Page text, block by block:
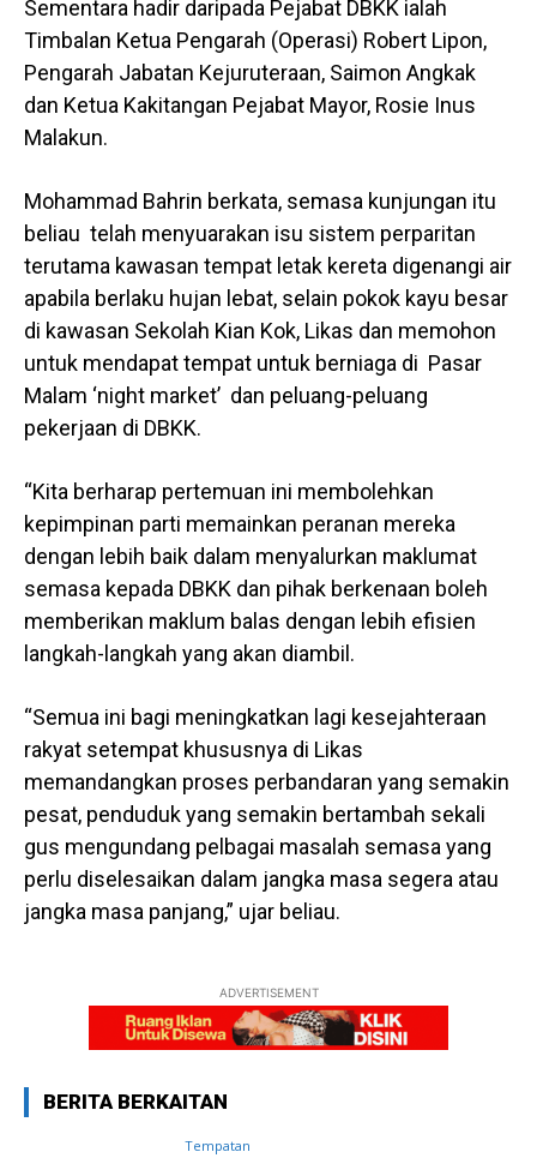
Sementara hadir daripada Pejabat DBKK ialah
Timbalan Ketua Pengarah (Operasi) Robert Lipon,
Pengarah Jabatan Kejuruteraan, Saimon Angkak
dan Ketua Kakitangan Pejabat Mayor, Rosie Inus
Malakun.
Mohammad Bahrin berkata, semasa kunjungan itu
beliau telah menyuarakan isu sistem perparitan
terutama kawasan tempat letak kereta digenangi air
apabila berlaku hujan lebat, selain pokok kayu besar
di kawasan Sekolah Kian Kok, Likas dan memohon
untuk mendapat tempat untuk berniaga di Pasar
Malam ‘night market’ dan peluang-peluang
pekerjaan di DBKK.
“Kita berharap pertemuan ini membolehkan
kepimpinan parti memainkan peranan mereka
dengan lebih baik dalam menyalurkan maklumat
semasa kepada DBKK dan pihak berkenaan boleh
memberikan maklum balas dengan lebih efisien
langkah-langkah yang akan diambil.
“Semua ini bagi meningkatkan lagi kesejahteraan
rakyat setempat khususnya di Likas
memandangkan proses perbandaran yang semakin
pesat, penduduk yang semakin bertambah sekali
gus mengundang pelbagai masalah semasa yang
perlu diselesaikan dalam jangka masa segera atau
jangka masa panjang,” ujar beliau.
ADVERTISEMENT
BERITA BERKAITAN
Tempatan